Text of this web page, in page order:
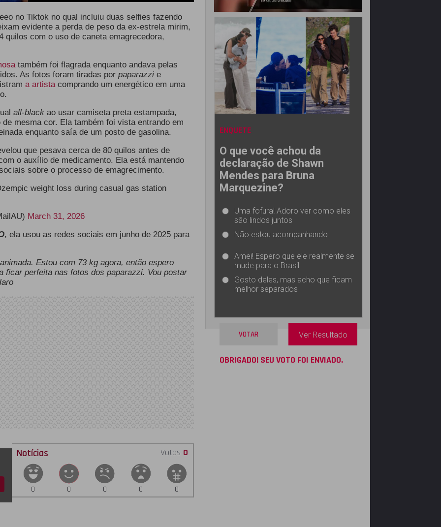
no Tiktok no qual incluiu duas selfies fazendo
evidente a perda de peso da ex-estrela mirim,
quilos com o uso de caneta emagrecedora,
também foi flagrada enquanto andava pelas
As fotos foram tiradas porpaparazzie
a artista comprando um energético em uma
all-blackao usar camiseta preta estampada,
mesma cor. Ela também foi vista entrando em
enquanto saía de um posto de gasolina.
que pesava cerca de 80 quilos antes de
o auxílio de medicamento. Ela está mantendo
sobre o processo de emagrecimento.
weight loss during casual gas station
March 31, 2026
, ela usou as redes sociais em junho de 2025 para
Estou com 73 kg agora, então espero
ficar perfeita nas fotos dos paparazzi. Vou postar
Notícias Votos 0
0 0 0 0 0
ENQUETE
O que você achou da
declaração de Shawn
Mendes para Bruna
Marquezine?
Uma fofura! Adoro ver como eles
são lindos juntos
Não estou acompanhando
Amei! Espero que ele realmente se
mude para o Brasil
Gosto deles, mas acho que ficam
melhor separados
VOTAR Ver Resultado
OBRIGADO! SEU VOTO FOI ENVIADO.